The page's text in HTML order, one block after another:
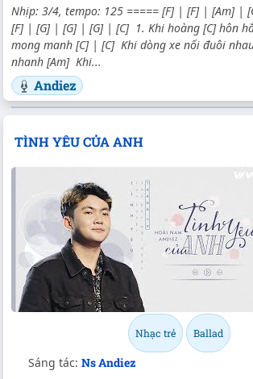
Nhịp: 3/4, tempo: 125 ===== [F] | [F] | [Am] |
[F] | [G] | [G] | [G] | [C] 1. Khi hoàng [C] hôn
mong manh [C] | [C] Khi dòng xe nối đuôi
nhanh [Am] Khi...
Andiez
TÌNH YÊU CỦA ANH
Nhạc trẻ Ballad
Sáng tác: Ns Andiez